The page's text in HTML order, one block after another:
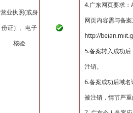
营业执照(或身
份证）、电子
核验
4.广东网页要求
网页内容需与备
http://
5.备案转入成功
注销。
6.备案成功后域
被注销，情节严